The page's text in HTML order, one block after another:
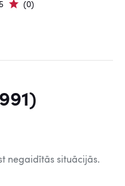
(0)
negaidītās situācijās.